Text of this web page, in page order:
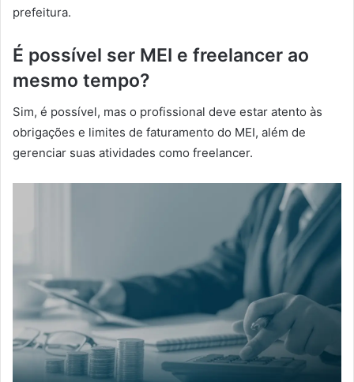
prefeitura.
É possível ser MEI e freelancer ao
mesmo tempo?
Sim, é possível, mas o profissional deve estar atento às
obrigações e limites de faturamento do MEI, além de
gerenciar suas atividades como freelancer.